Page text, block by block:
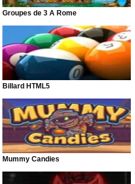
Groupes de 3 À Rome
Billard HTML5
Mummy Candies